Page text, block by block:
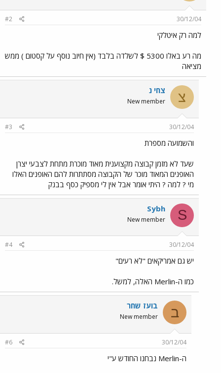
30/12/04
#2
למה רק איטלקי
מה רע באלו 5300 $ לשלדה בלבד (אין חיוב נוסף על קסטום ) ממש
מציאה
צ צחי נ
New member
30/12/04
#3
והשמועה מספרת
שעד לא מזמן קבוצה מקצוענית מאוד מוכרת מתחת לצבעי יצרן
האופנים המאוד מוכר של הקבוצה מסתתרות להם האופנים האלו
מי ? למה ? היתי אומר אבל אין לי מספיק כסף בבנק
S
Sybh
New member
30/12/04
#4
יש גם אמריקאים "לא רעים"
כמו ה-Merlin האלה, למשל.
ב בועז שחר
New member
30/12/04
#6
ה-Merlin נבחנו החודש ע"י